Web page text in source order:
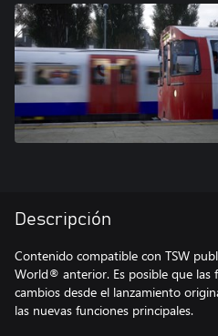
Descripción
Contenido compatible con TSW
World® anterior. Es posible que las
cambios desde el lanzamiento
las nuevas funciones principales.